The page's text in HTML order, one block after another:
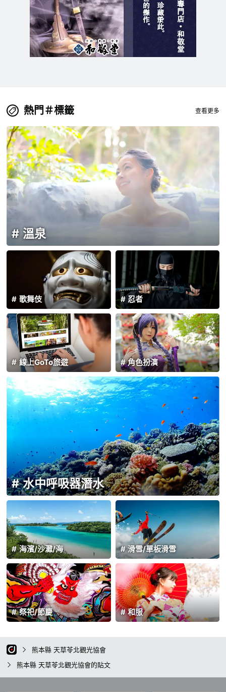
熱門＃標籤 查看更多
溫泉
歌舞伎 忍者
線上GoTo旅遊 角色扮演
水中呼吸器潛水
滑雪/單板滑雪
海濱/沙灘/海
和服
祭祀/節慶
熊本縣 天草苓北觀光協會
熊本縣 天草苓北觀光協會的貼文